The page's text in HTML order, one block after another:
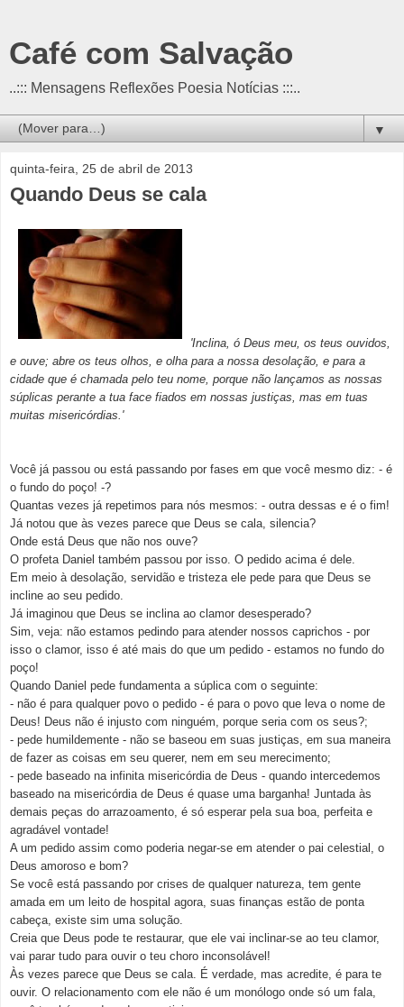
Café com Salvação
..::: Mensagens Reflexões Poesia Notícias :::..
▼
quinta-feira, 25 de abril de 2013
Quando Deus se cala
'Inclina, ó Deus meu, os teus ouvidos,
e ouve; abre os teus olhos, e olha para a nossa desolação, e para a
cidade que é chamada pelo teu nome, porque não lançamos as nossas
súplicas perante a tua face fiados em nossas justiças, mas em tuas
muitas misericórdias.'
Você já passou ou está passando por fases em que você mesmo diz: - é
o fundo do poço! -?
Quantas vezes já repetimos para nós mesmos: - outra dessas e é o fim!
Já notou que às vezes parece que Deus se cala, silencia?
Onde está Deus que não nos ouve?
O profeta Daniel também passou por isso. O pedido acima é dele.
Em meio à desolação, servidão e tristeza ele pede para que Deus se
incline ao seu pedido.
Já imaginou que Deus se inclina ao clamor desesperado?
Sim, veja: não estamos pedindo para atender nossos caprichos - por
isso o clamor, isso é até mais do que um pedido - estamos no fundo do
poço!
Quando Daniel pede fundamenta a súplica com o seguinte:
- não é para qualquer povo o pedido - é para o povo que leva o nome de
Deus! Deus não é injusto com ninguém, porque seria com os seus?;
- pede humildemente - não se baseou em suas justiças, em sua maneira
de fazer as coisas em seu querer, nem em seu merecimento;
- pede baseado na infinita misericórdia de Deus - quando intercedemos
baseado na misericórdia de Deus é quase uma barganha! Juntada às
demais peças do arrazoamento, é só esperar pela sua boa, perfeita e
agradável vontade!
A um pedido assim como poderia negar-se em atender o pai celestial, o
Deus amoroso e bom?
Se você está passando por crises de qualquer natureza, tem gente
amada em um leito de hospital agora, suas finanças estão de ponta
cabeça, existe sim uma solução.
Creia que Deus pode te restaurar, que ele vai inclinar-se ao teu clamor,
vai parar tudo para ouvir o teu choro inconsolável!
Às vezes parece que Deus se cala. É verdade, mas acredite, é para te
ouvir. O relacionamento com ele não é um monólogo onde só um fala,